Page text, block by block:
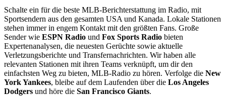
Schalte ein für die beste MLB-Berichterstattung im Radio, mit
Sportsendern aus den gesamten USA und Kanada. Lokale Stationen
stehen immer in engem Kontakt mit den größten Fans. Große
Sender wie ESPN Radio und Fox Sports Radio bieten
Expertenanalysen, die neuesten Gerüchte sowie aktuelle
Verletzungsberichte und Transfernachrichten. Wir haben alle
relevanten Stationen mit ihren Teams verknüpft, um dir den
einfachsten Weg zu bieten, MLB-Radio zu hören. Verfolge die New
York Yankees, bleibe auf dem Laufenden über die Los Angeles
Dodgers und höre die San Francisco Giants.